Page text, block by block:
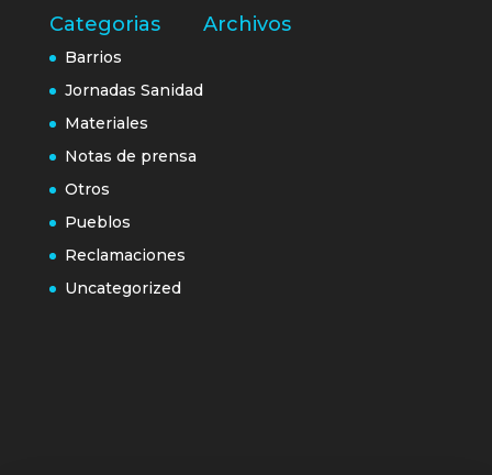
Categorias
Barrios
Jornadas Sanidad
Materiales
Notas de prensa
Otros
Pueblos
Reclamaciones
Uncategorized
Archivos